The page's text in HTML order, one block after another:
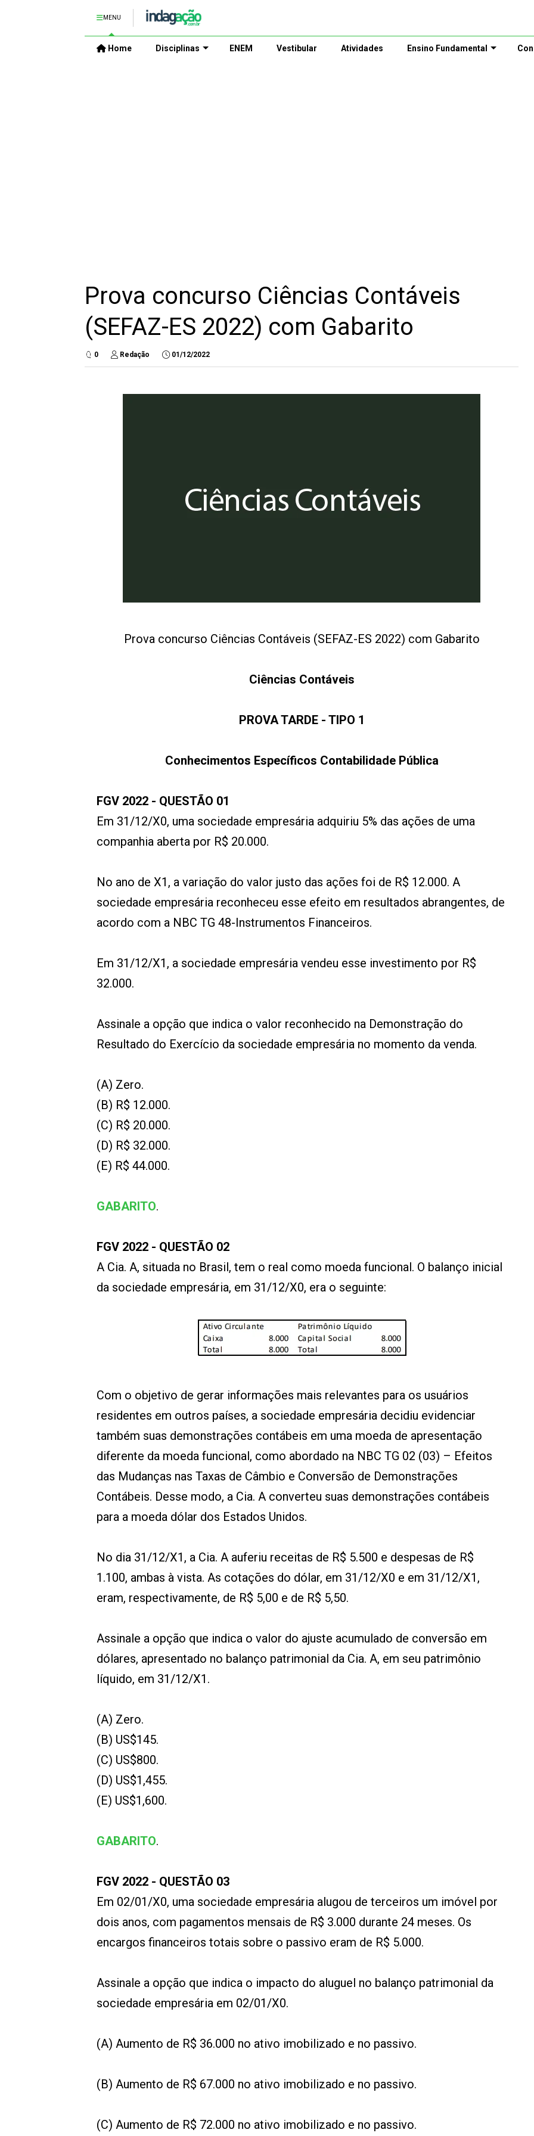
MENU
Home Disciplinas ENEM Vestibular Atividades Ensino Fundamental
Prova concurso Ciências Contáveis
(SEFAZ-ES 2022) com Gabarito
0 Redação 01/12/2022
Prova concurso Ciências Contáveis (SEFAZ-ES 2022) com Gabarito
Ciências Contáveis
PROVA TARDE - TIPO 1
Conhecimentos Específicos Contabilidade Pública
FGV 2022 - QUESTÃO 01
Em 31/12/X0, uma sociedade empresária adquiriu 5% das ações de uma
companhia aberta por R$ 20.000.
No ano de X1, a variação do valor justo das ações foi de R$ 12.000. A
sociedade empresária reconheceu esse efeito em resultados abrangentes, de
acordo com a NBC TG 48-Instrumentos Financeiros.
Em 31/12/X1, a sociedade empresária vendeu esse investimento por R$
32.000.
Assinale a opção que indica o valor reconhecido na Demonstração do
Resultado do Exercício da sociedade empresária no momento da venda.
(A) Zero.
(B) R$ 12.000.
(C) R$ 20.000.
(D) R$ 32.000.
(E) R$ 44.000.
GABARITO.
FGV 2022 - QUESTÃO 02
A Cia. A, situada no Brasil, tem o real como moeda funcional. O balanço inicial
da sociedade empresária, em 31/12/X0, era o seguinte:
Com o objetivo de gerar informações mais relevantes para os usuários
residentes em outros países, a sociedade empresária decidiu evidenciar
também suas demonstrações contábeis em uma moeda de apresentação
diferente da moeda funcional, como abordado na NBC TG 02 (03) – Efeitos
das Mudanças nas Taxas de Câmbio e Conversão de Demonstrações
Contábeis. Desse modo, a Cia. A converteu suas demonstrações contábeis
para a moeda dólar dos Estados Unidos.
No dia 31/12/X1, a Cia. A auferiu receitas de R$ 5.500 e despesas de R$
1.100, ambas à vista. As cotações do dólar, em 31/12/X0 e em 31/12/X1,
eram, respectivamente, de R$ 5,00 e de R$ 5,50.
Assinale a opção que indica o valor do ajuste acumulado de conversão em
dólares, apresentado no balanço patrimonial da Cia. A, em seu patrimônio
líquido, em 31/12/X1.
(A) Zero.
(B) US$145.
(C) US$800.
(D) US$1,455.
(E) US$1,600.
GABARITO.
FGV 2022 - QUESTÃO 03
Em 02/01/X0, uma sociedade empresária alugou de terceiros um imóvel por
dois anos, com pagamentos mensais de R$ 3.000 durante 24 meses. Os
encargos financeiros totais sobre o passivo eram de R$ 5.000.
Assinale a opção que indica o impacto do aluguel no balanço patrimonial da
sociedade empresária em 02/01/X0.
(A) Aumento de R$ 36.000 no ativo imobilizado e no passivo.
(B) Aumento de R$ 67.000 no ativo imobilizado e no passivo.
(C) Aumento de R$ 72.000 no ativo imobilizado e no passivo.